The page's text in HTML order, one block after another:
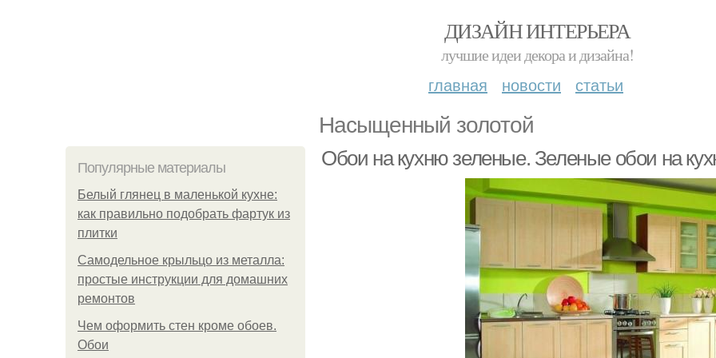
ДИЗАЙН ИНТЕРЬЕРА
лучшие идеи декора и дизайна!
главная новости статьи
Насыщенный золотой
Популярные материалы
Белый глянец в маленькой кухне:
как правильно подобрать фартук из
плитки
Самодельное крыльцо из металла:
простые инструкции для домашних
ремонтов
Чем оформить стен кроме обоев.
Обои
Обои на кухню зеленые. Зеленые обои на